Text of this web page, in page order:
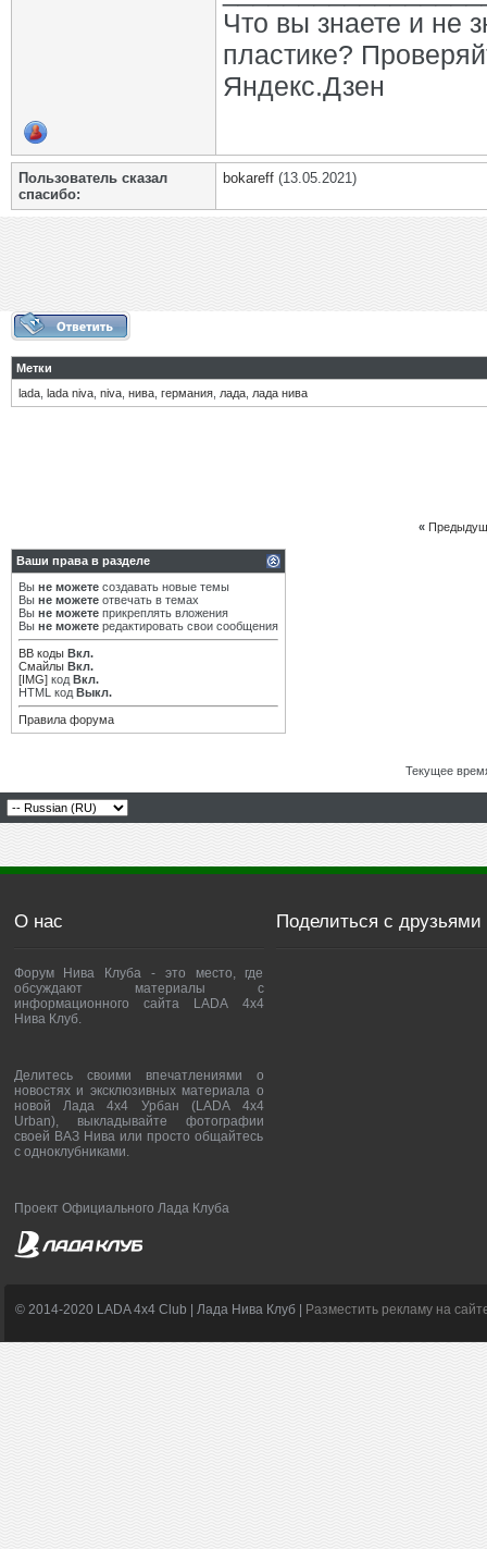
Что вы знаете и не
пластике?
Яндекс.Дзен
Пользователь сказал
cпасибо:
bokareff (13.05.2021)
Метки
lada lada niva niva нива германия лада лада нива
«
Ваши права в разделе
Вы не можете создавать новые темы
Вы не можете отвечать в темах
Вы не можете прикреплять вложения
Вы не можете редактировать свои сообщения
BB коды Вкл.
Смайлы Вкл.
[IMG] код Вкл.
HTML код Выкл.
Правила форума
Текущее
О нас
Форум Нива Клуба - это место, где
обсуждают материалы с
информационного сайта LADA 4x4
Нива Клуб.
Делитесь своими впечатлениями о
новостях и эксклюзивных материала о
новой Лада 4х4 Урбан (LADA 4x4
Urban), выкладывайте фотографии
своей ВАЗ Нива или просто общайтесь
с одноклубниками.
Проект Официального Лада Клуба
Поделиться с друзьями
© 2014-2020 LADA 4x4 Club | Лада Нива Клуб | Разместить рекламу на